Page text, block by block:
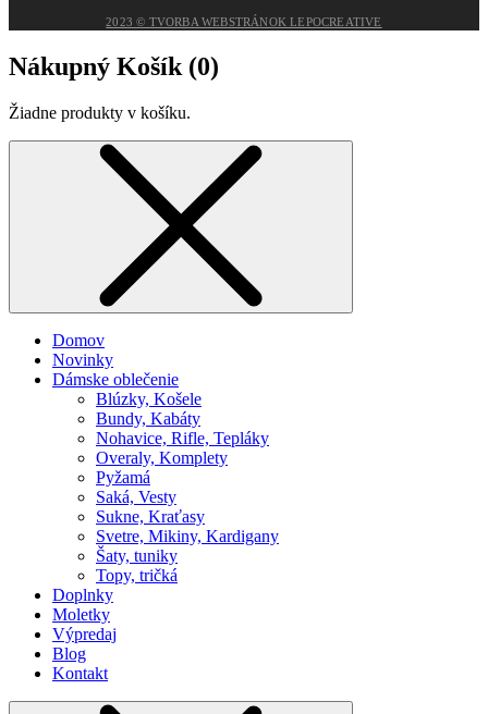
2023 © TVORBA WEBSTRÁNOK LEPOCREATIVE
Nákupný Košík (0)
Žiadne produkty v košíku.
Domov
Novinky
Dámske oblečenie
Blúzky, Košele
Bundy, Kabáty
Nohavice, Rifle, Tepláky
Overaly, Komplety
Pyžamá
Saká, Vesty
Sukne, Kraťasy
Svetre, Mikiny, Kardigany
Šaty, tuniky
Topy, tričká
Doplnky
Moletky
Výpredaj
Blog
Kontakt